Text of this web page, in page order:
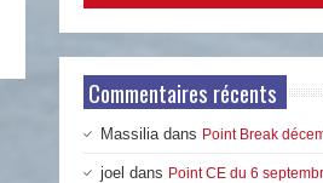
Commentaires récents
Massilia dans Point Break
joel dans Point CE du 6